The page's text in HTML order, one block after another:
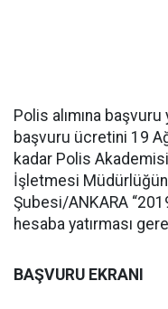
Polis alımına
başvuru ücretini 19
kadar Polis
İşletmesi
Şubesi/ANKARA
hesaba yatırması
BAŞVURU EKRANI